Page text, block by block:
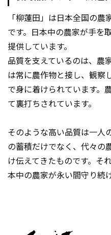
「柳蓮田」は日本全国の
です。日本中の農家が手を
提供しています。
品質を支えているのは、農
は常に農作物と接し、観察
で身に着けられています。
て裏打ちされています。
そのような高い品質は一人
の蓄積だけでなく、代々の
け伝えてきたものです。そ
本中の農家が永い間守り続